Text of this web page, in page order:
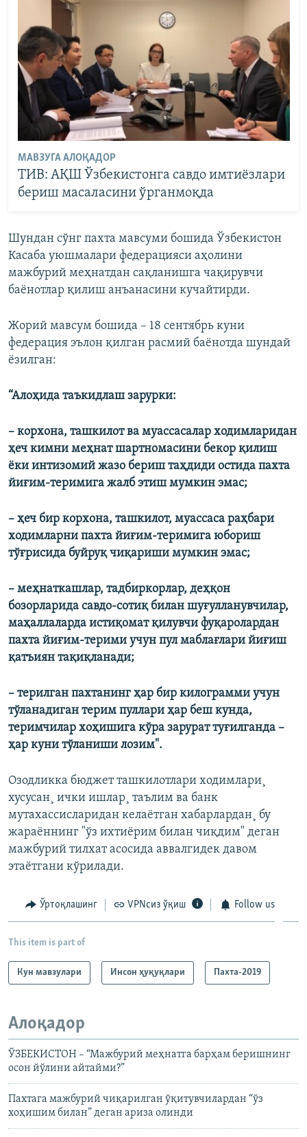
МАВЗУГА АЛОҚАДОР
ТИВ: АҚШ Ўзбекистонга савдо имтиёзлари
бериш масаласини ўрганмоқда
Шундан сўнг пахта мавсуми бошида Ўзбекистон
Касаба уюшмалари федерацияси аҳолини
мажбурий меҳнатдан сақланишга чақирувчи
баëнотлар қилиш анъанасини кучайтирди.
Жорий мавсум бошида – 18 сентябрь куни
федерация эълон қилган расмий баëнотда шундай
ëзилган:
“Алоҳида таъкидлаш зарурки:
– корхона, ташкилот ва муассасалар ходимларидан
ҳеч кимни меҳнат шартномасини бекор қилиш
ёки интизомий жазо бериш таҳдиди остида пахта
йиғим-теримига жалб этиш мумкин эмас;
– ҳеч бир корхона, ташкилот, муассаса раҳбари
ходимларни пахта йиғим-теримига юбориш
тўғрисида буйруқ чиқариши мумкин эмас;
– меҳнаткашлар, тадбиркорлар, деҳқон
бозорларида савдо-сотиқ билан шуғулланувчилар,
маҳаллаларда истиқомат қилувчи фуқаролардан
пахта йиғим-терими учун пул маблағлари йиғиш
қатъиян тақиқланади;
– терилган пахтанинг ҳар бир килограмми учун
тўланадиган терим пуллари ҳар беш кунда,
теримчилар хоҳишига кўра зарурат туғилганда –
ҳар куни тўланиши лозим".
Озодликка бюджет ташкилотлари ходимлари¸
хусусан¸ ички ишлар¸ таълим ва банк
мутахассисларидан келаëтган хабарлардан¸ бу
жараëннинг "ўз ихтиëрим билан чиқдим" деган
мажбурий тилхат асосида аввалгидек давом
этаëтгани кўрилади.
Ўртоқлашинг VPNсиз ўқиш Follow us
This item is part of
Кун мавзулари Инсон ҳуқуқлари Пахта-2019
Алоқадор
ЎЗБЕКИСТОН – “Мажбурий меҳнатга барҳам беришнинг
осон йўлини айтайми?”
Пахтага мажбурий чиқарилган ўқитувчилардан “ўз
хоҳишим билан” деган ариза олинди